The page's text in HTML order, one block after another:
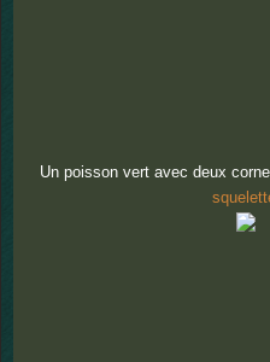
Un poisson vert avec deux